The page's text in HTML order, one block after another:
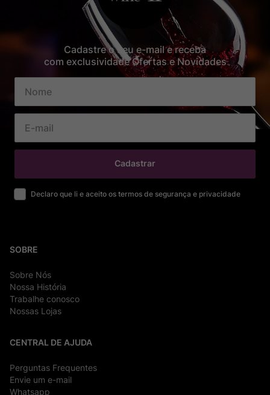
Cadastre o seu e-mail e receba
com exclusividade Ofertas e Novidades
Cadastrar
Declaro que li e aceito os termos de segurança e privacidade
SOBRE
Sobre Nós
Nossa História
Trabalhe conosco
Nossas Lojas
CENTRAL DE AJUDA
Perguntas Frequentes
Envie um e-mail
Whatsapp